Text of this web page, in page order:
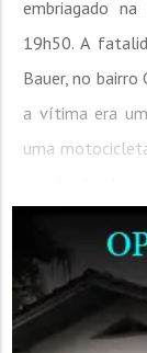
embriagado
19h50. A
Bauer, no
a vítima era
uma
a calçada.